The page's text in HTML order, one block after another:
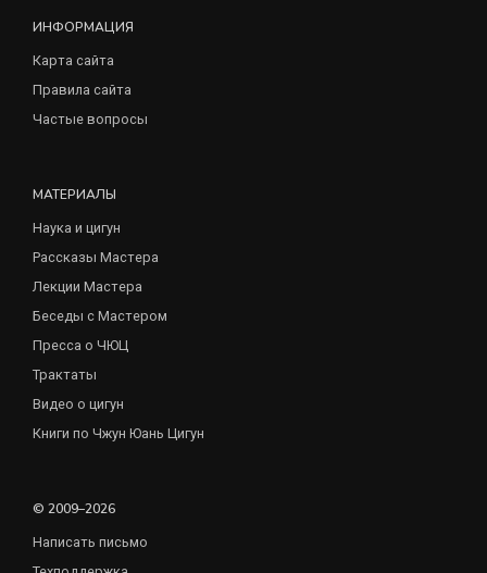
ИНФОРМАЦИЯ
Карта сайта
Правила сайта
Частые вопросы
МАТЕРИАЛЫ
Наука и цигун
Рассказы Мастера
Лекции Мастера
Беседы с Мастером
Пресса о ЧЮЦ
Трактаты
Видео о цигун
Книги по Чжун Юань Цигун
© 2009–2026
Написать письмо